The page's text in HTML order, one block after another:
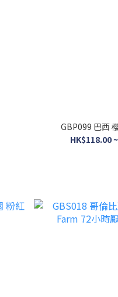
GBP099 巴西
HK$118.00